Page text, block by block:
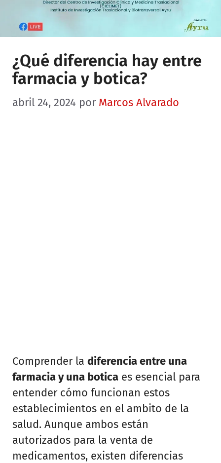
¿Qué diferencia hay entre
farmacia y botica?
abril 24, 2024 por Marcos Alvarado
Comprender la diferencia entre una
farmacia y una botica es esencial para
entender cómo funcionan estos
establecimientos en el ambito de la
salud. Aunque ambos están
autorizados para la venta de
medicamentos, existen diferencias